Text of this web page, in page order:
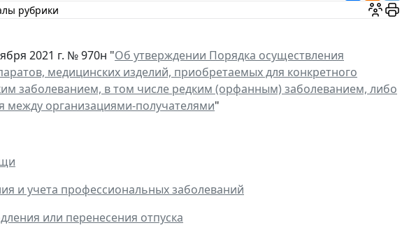
рубрики
2021 г. № 970н "Об утверждении Порядка осуществления
медицинских изделий, приобретаемых для конкретного
заболеванием, в том числе редким (орфанным) заболеванием, либо
между организациями-получателями"
и учета профессиональных заболеваний
или перенесения отпуска